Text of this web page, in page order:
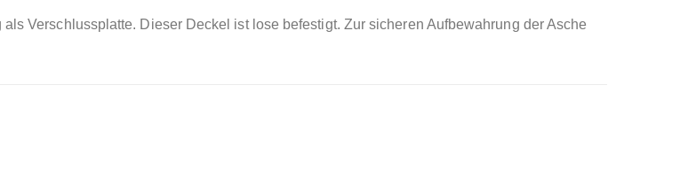
Verschlussplatte. Dieser Deckel ist lose befestigt. Zur sicheren Aufbewahrung der Asche